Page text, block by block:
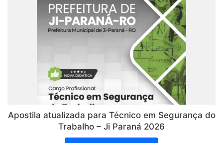
Apostila atualizada para Técnico em Segurança do
Trabalho – Ji Paraná 2026